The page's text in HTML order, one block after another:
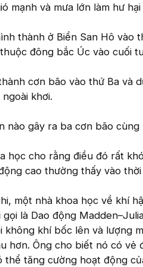
mạnh và mưa lớn làm hư
thành ở Biển San Hô vào
đông bắc Úc vào cuối
cơn bão vào thứ Ba và
khơi.
nào gây ra ba cơn bão cùng
học cho rằng điều đó rất
cao thường thấy vào
một nhà khoa học về khí
gọi là Dao động
không khí bốc lên và lượng
hơn. Ông cho biết nó có vẻ
thể tăng cường hoạt động